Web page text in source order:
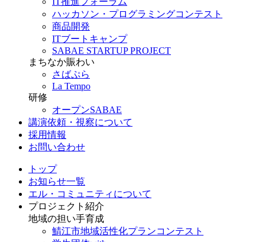
ハッカソン・プログラミングコンテスト
商品開発
ITブートキャンプ
SABAE STARTUP PROJECT
まちなか賑わい
さばぷら
La Tempo
研修
オープンSABAE
講演依頼・視察について
採用情報
お問い合わせ
トップ
お知らせ一覧
エル・コミュニティについて
プロジェクト紹介
地域の担い手育成
鯖江市地域活性化プランコンテスト